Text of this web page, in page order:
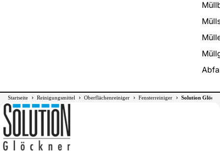
Startseite › Reinigungsmittel › Oberflächenreiniger › Fensterreiniger › Solution